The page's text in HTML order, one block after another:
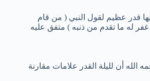
قدر عظيم لقول النبي ( من قام
غفر له ما تقدم من ذنبه ) متفق عليه
الله أن لليلة القدر علامات مقارنة